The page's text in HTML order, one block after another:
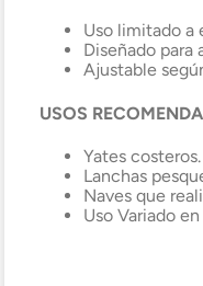
Uso limitado a
Diseñado para
Ajustable
USOS
Yates costeros.
Lanchas
Naves que
Uso Variado